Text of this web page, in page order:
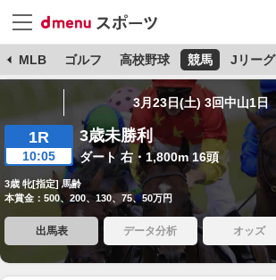
MLB ゴルフ 高校野球 競馬 Jリーグ
3月23日(土) 3回中山1日
1R
10:05
3歳未勝利
ダート 右・1,800m 16頭
3歳 牝[指定] 馬齢
本賞金：500、200、130、75、50万円
出馬表 データ分析 オッズ